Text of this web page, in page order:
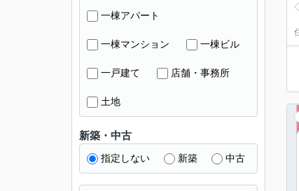
一棟アパート
一棟マンション 一棟ビル
一戸建て 店舗・事務所
土地
新築・中古
指定しない 新築 中古